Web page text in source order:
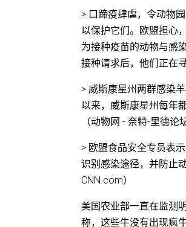
> 口蹄疫肆虐，令动物
以保护它们。欧盟担心
为接种疫苗的动物与感
接种请求后，他们正在
> 威斯康星州两群感染
以来，威斯康星州每年
（动物网 - 奈特-里德论
> 欧盟食品安全专员表
识别感染途径，并防止
CNN.com）
美国农业部一直在监测
称，这些牛没有出现疯